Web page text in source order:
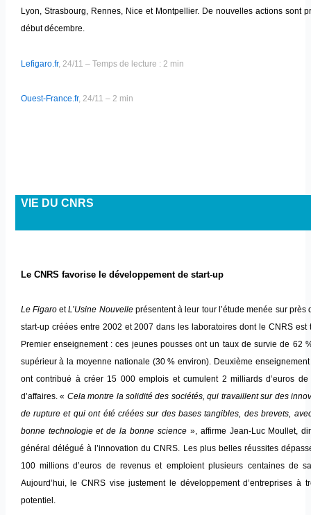
Lyon, Strasbourg, Rennes, Nice et Montpellier. De nouvelles actions sont
début décembre.
Lefigaro.fr, 24/11 – Temps de lecture : 2 min
Ouest-France.fr, 24/11 – 2 min
VIE DU CNRS
Le CNRS favorise le développement de start-up
Le FigaroetL’Usine Nouvelleprésentent à leur tour l’étude menée sur près
start-up créées entre 2002 et 2007 dans les laboratoires dont le CNRS est
Premier enseignement : ces jeunes pousses ont un taux de survie de 62
supérieur à la moyenne nationale (30 % environ). Deuxième
ont contribué à créer 15 000 emplois et cumulent 2 milliards d’euros de
d’affaires. « Cela montre la solidité des sociétés, qui travaillent sur des
de rupture et qui ont été créées sur des bases tangibles, des brevets,
bonne technologie et de la bonne science», affirme Jean-Luc Moullet,
général délégué à l’innovation du CNRS. Les plus belles réussites
100 millions d’euros de revenus et emploient plusieurs centaines de
Aujourd’hui, le CNRS vise justement le développement d’entreprises à
potentiel.